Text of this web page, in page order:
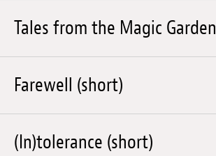
Tales from the Magic Garden
Farewell (short)
(In)tolerance (short)